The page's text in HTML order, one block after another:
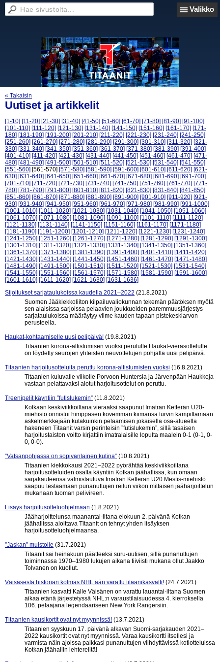
Valikko
« Takaisin
Uutiset ja artikkelit
[1-10] [11-20] [21-30] [31-40] [41-50] [51-60] [61-70] [71-80] [81-90] [91-100]
[101-110] [111-120] [121-130] [131-140] [141-150] [151-160] [161-170] [171-
180] [181-190] [191-200] [201-210] [211-220] [221-230] [231-240] [241-250]
[251-260] [261-270] [271-280] [281-290] [291-300] [301-310] [311-320] [321-
330] [331-340] [341-350] [351-360] [361-370] [371-380] [381-390] [391-400]
[401-410] [411-420] [421-430] [431-440] [441-450] [451-460] [461-470] [471-
480] [481-490] [491-500] [501-510] [511-520] [521-530] [531-540] [541-550]
[551-560] [561-570] [571-580] [581-590] [591-600] [601-610] [611-620] [621-
630] [631-640] [641-650] [651-660] [661-670] [671-680] [681-690] [691-700]
[701-710] [711-720] [721-730] [731-740] [741-750] [751-760] [761-770] [771-
780] [781-790] [791-800] [801-810] [811-820] [821-830] [831-840] [841-850]
[851-860] [861-870] [871-880] [881-890] [891-900] [901-910] [911-920] [921-
930] [931-940] [941-950] [951-960] [961-970] [971-980] [981-990] [991-1000]
[1001-1010] [1011-1020] [1021-1030] [1031-1040] [1041-1050] [1051-1060]
[1061-1070] [1071-1080] [1081-1090] [1091-1100] [1101-1110] [1111-1120]
[1121-1130] [1131-1140] [1141-1150] [1151-1160] [1161-1170] [1171-1180]
[1181-1190] [1191-1200] [1201-1210] [1211-1220] [1221-1230] [1231-1240]
[1241-1250] [1251-1260] [1261-1270] [1271-1280] [1281-1290] [1291-1300]
[1301-1310] [1311-1320] [1321-1330] [1331-1340] [1341-1350] [1351-1360]
[1361-1370] [1371-1380] [1381-1390] [1391-1400] [1401-1410] [1411-1420]
[1421-1430] [1431-1440] [1441-1450] [1451-1460] [1461-1470] [1471-1480]
[1481-1490] [1491-1500] [1501-1510] [1511-1520] [1521-1530] [1531-1540]
[1541-1550] [1551-1560] [1561-1570] [1571-1580] [1581-1590] [1591-1600]
[1601-1610] [1611-1620] [1621-1630] [1631-1636]
Sijoitukset sarjataulukoissa kaudella 2021–2022 (21.8.2021)
Suomen Jääkiekkoliiton kilpailuvaliokunnan tekemän päätöksen myötä
sen alaisissa sarjoissa pelaavien joukkueiden paremmuusjärjestys
sarjataulukoissa määräytyy viime kauden tapaan pistekeskiarvon
perusteella.
Haukat-kohtaamiselle uusi pelipäivä! (19.8.2021)
Titaanien korona-altistumisen vuoksi perutulle Haukat-vierasottelulle
on löydetty seurojen yhteisten neuvottelujen pohjalta uusi pelipäivä.
Titaanien harjoitusotteluita peruttu korona-altistumisten vuoksi (16.8.2021)
Titaanien kuluvalle viikolle Porvoon Huntersia ja Järvenpään Haukkoja
vastaan pelattavaksi aiotut harjoitusottelut on peruttu.
Treenipelit käyntiin ”futislukemin” (11.8.2021)
Kotkaan keskiviikkoiltana vieraaksi saapunut Imatran Ketterän U20-
miehistö onnistui himppasen kovemman kiimansa turvin kampittamaan
askelmerkkejään kutakuinkin pelaamisen jokaisella osa-alueella
hakeneen Titaanit varsin perinteisin ”futislukemin”, sillä tasaisen
harjoitustaiston voitto kirjattiin imatralaisille lopulta maalein 0-1 (0-1, 0-
0, 0-0).
”Vatsanpohjassa on sopivanlainen kutina” (10.8.2021)
Titaanien kiekkokausi 2021–2022 pyörähtää keskiviikkoiltana
harjoitusotteluiden osalta käyntiin Kotkan jäähallissa, kun omaan
sarjakauteensa valmistautuva Imatran Ketterän U20 Mestis-miehistö
saapuu testaamaan punanuttujen reilun viikon mittaisen jääharjoittelun
mukanaan tuoman pelivireen.
Lisäys harjoitusotteluohjelmaan (1.8.2021)
Jääharjoittelunsa maanantai-iltana elokuun 2. päivänä Kotkan
jäähallissa aloittava Titaanit on tehnyt yhden lisäyksen
harjoitusotteluohjelmaansa.
”Jaskan” muistolle (31.7.2021)
Titaanit sai heinäkuun päätteeksi suru-uutisen, sillä punanuttujen
toiminnassa 1970–1980 lukujen aikana tiiviisti mukana ollut Jaakko
Tolvanen on kuollut.
Väisäsestä historian kolmas NHL:ään varattu titaanikasvatti! (24.7.2021)
Titaanien kasvatti Kalle Väisänen on varattu lauantai-iltana Suomen
aikaa etänä järjestetyssä NHL:n varaustilaisuudessa 4. kierroksella
106. pelaajana legendaariseen New York Rangersiin.
Titaanien kausikortit ovat nyt myynnissä! (13.7.2021)
Titaanien syyskuun 17. päivänä alkavan Suomi-sarjakauden 2021–
2022 kausikortit ovat nyt myynnissä. Varaa kausikortti itsellesi ja
varmista näin ajoissa paikkasi punanuttujen viihdyttävissä kotiotteluissa
Kotkan jäähallin lehtereiltä!